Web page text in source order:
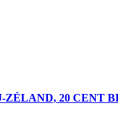
20 CENT